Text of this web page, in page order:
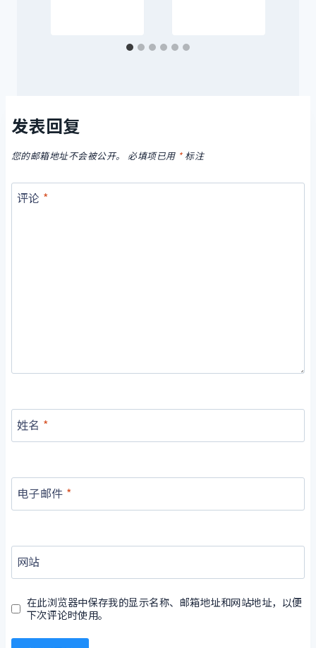
发表回复
您的邮箱地址不会被公开。 必填项已用 *标注
评论 *
姓名 *
电子邮件 *
网站
在此浏览器中保存我的显示名称、邮箱地址和网站地址，以便
下次评论时使用。